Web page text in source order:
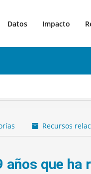
Datos Impacto
Recursos
años que